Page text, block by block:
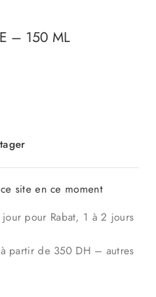
– 150 ML
site en ce moment
pour Rabat, 1 à 2 jours
à partir de 350 DH – autres